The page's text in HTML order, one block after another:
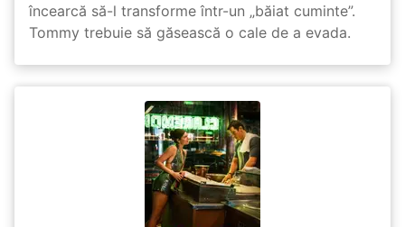
încearcă să-l transforme într-un „băiat cuminte”.
Tommy trebuie să găsească o cale de a evada.